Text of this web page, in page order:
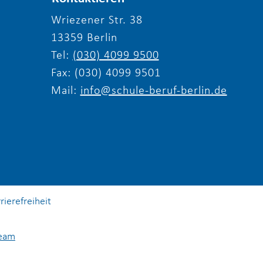
Ausflug von
und Beruf Berlin e.V.
Wriezener Str. 38
13359 Berlin
Tel: (030) 4099 9500
Fax: (030) 4099 9501
Mail: info@schule-beruf-berlin.de